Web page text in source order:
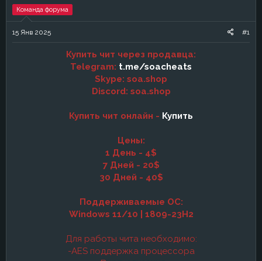
е
м
ч
а
Команда форума
15 Янв 2025 #1
Купить чит через продавца:
Telegram: t.me/soacheats
Skype: soa.shop
Discord: soa.shop
Купить чит онлайн - Купить
Цены:
1 День - 4$
7 Дней - 20$
30 Дней - 40$
Поддерживаемые ОС:
Windows 11/10 | 1809-23H2
Для работы чита необходимо:
-AES поддержка процессора